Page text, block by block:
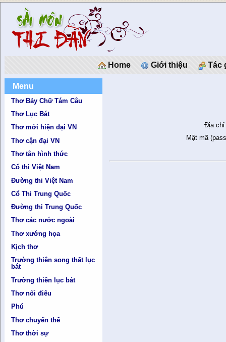
Home Giới thiệu Tác
Menu
Thơ Bảy Chữ Tám Câu
Thơ Lục Bát
Thơ mới hiện đại VN
Thơ cận đại VN
Thơ tân hình thức
Cổ thi Việt Nam
Đường thi Việt Nam
Cổ Thi Trung Quốc
Đường thi Trung Quốc
Thơ các nước ngoài
Thơ xướng họa
Kịch thơ
Trường thiên song thất lục
bát
Trường thiên lục bát
Thơ nối điêu
Phú
Thơ chuyển thể
Thơ thời sự
Địa chỉ
Mật mã